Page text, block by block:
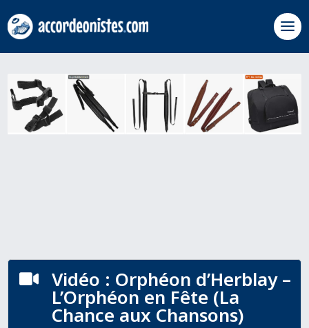
 Vidéo : Orphéon d’Herblay –
L’Orphéon en Fête (La
Chance aux Chansons)